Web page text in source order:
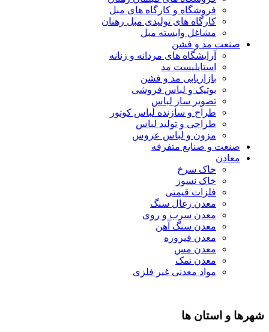
فروشگاه و کارگاه های مبل
کارگاه های تولیدی مبل رهنان
مشاغل وابسته مبل
صنعت مد و فشن
آرایشگاه های مردانه و زنانه
استایلیست مد
بازاریابی مد و فشن
بوتیک و لباس فروشی
تصویر ساز لباس
طراح و سازنده لباس کوتور
طراحی و تولید لباس
مزون و لباس عروس
صنعت و صنایع متفرقه
معادن
خاک سرخ
خاک نسوز
فلزات قیمتی
معدن زغال سنگ
معدن سرب و روی
معدن سنگ آهن
معدن فیروزه
معدن مس
معدن نمک
مواد معدنی غیر فلزی
شهرها و استان ها